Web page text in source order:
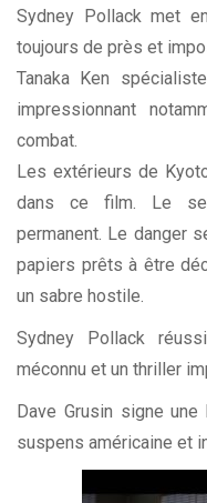
Sydney Pollack met
toujours de près et
Tanaka Ken
impressionnant
combat.
Les extérieurs de
dans ce film. Le
permanent. Le danger
papiers prêts à être
un sabre hostile.
Sydney Pollack
méconnu et un thriller
Dave Grusin signe
suspens américaine et